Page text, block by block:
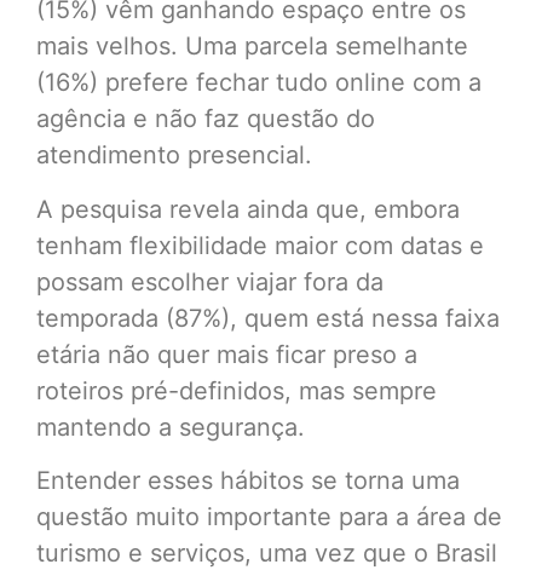
(15%) vêm ganhando espaço entre os
mais velhos. Uma parcela semelhante
(16%) prefere fechar tudo online com a
agência e não faz questão do
atendimento presencial.
A pesquisa revela ainda que, embora
tenham flexibilidade maior com datas e
possam escolher viajar fora da
temporada (87%), quem está nessa faixa
etária não quer mais ficar preso a
roteiros pré-definidos, mas sempre
mantendo a segurança.
Entender esses hábitos se torna uma
questão muito importante para a área de
turismo e serviços, uma vez que o Brasil